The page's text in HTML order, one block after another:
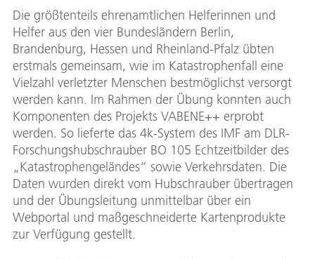
Die größtenteils ehrenamtlichen Helferinnen und
Helfer aus den vier Bundesländern Berlin,
Brandenburg, Hessen und Rheinland-Pfalz übten
erstmals gemeinsam, wie im Katastrophenfall eine
Vielzahl verletzter Menschen bestmöglichst versorgt
werden kann. Im Rahmen der Übung konnten auch
Komponenten des Projekts VABENE++ erprobt
werden. So lieferte das 4k-System des IMF am DLR-
Forschungshubschrauber BO 105 Echtzeitbilder des
„Katastrophengeländes“ sowie Verkehrsdaten. Die
Daten wurden direkt vom Hubschrauber übertragen
und der Übungsleitung unmittelbar über ein
Webportal und maßgeschneiderte Kartenprodukte
zur Verfügung gestellt.